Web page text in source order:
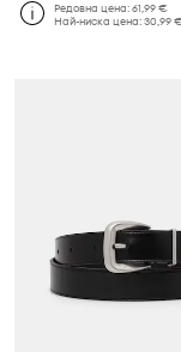
Редовна цена:61,99 €
Най-ниска цена:30,99